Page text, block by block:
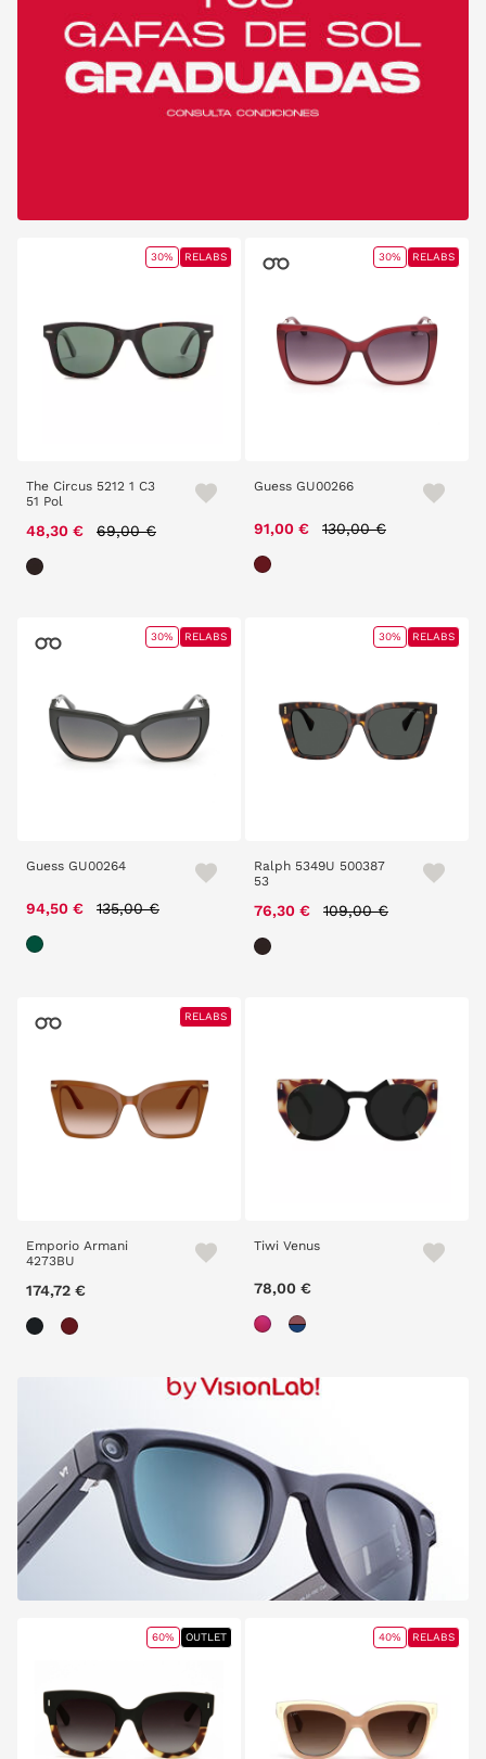
The Circus 5212 1 C3
51 Pol
48,30 € Price reduced from
69,00 €
30% RELABS
Guess GU00266
91,00 € Price reduced from
130,00 €
30% RELABS
Guess GU00264
94,50 € Price reduced from
135,00 €
30% RELABS
Ralph 5349U 500387
53
76,30 € Price reduced from
109,00 €
30% RELABS
Emporio Armani
4273BU
174,72 €
RELABS
Tiwi Venus
78,00 €
60% OUTLET 40% RELABS